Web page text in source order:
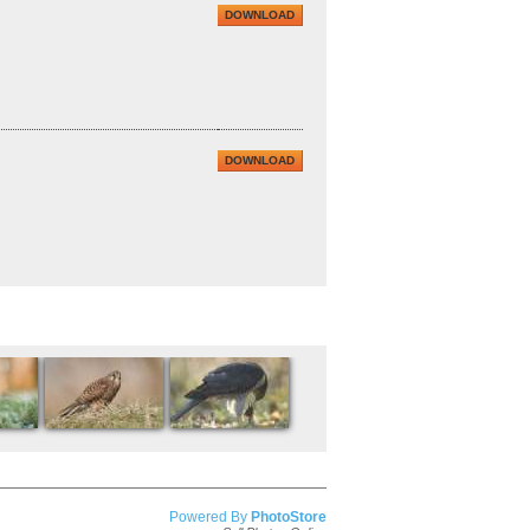
DOWNLOAD
DOWNLOAD
Powered By PhotoStore